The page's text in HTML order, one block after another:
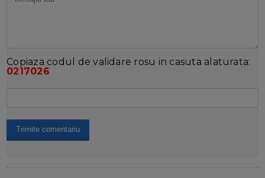
Copiaza codul de validare rosu in casuta alaturata:
0217026